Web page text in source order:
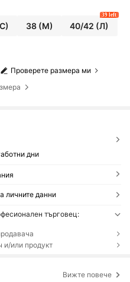
38(М) 40/42 (Л)
39 left
Проверете размера ми
дни
личните данни
търговец:
и/или продукт
Вижте повече